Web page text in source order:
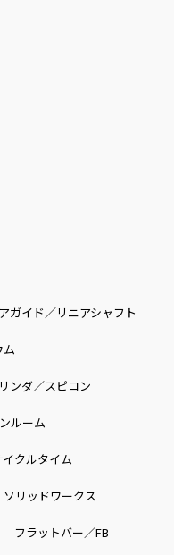
ガイド／リニアシャフト
ム
ンダ／スピコン
ルーム
イクルタイム
ソリッドワークス
フラットバー／FB